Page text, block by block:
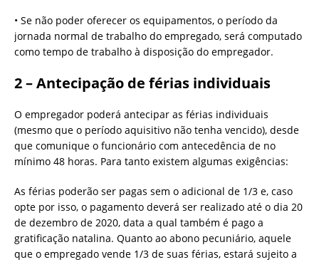
• Se não poder oferecer os equipamentos, o período da
jornada normal de trabalho do empregado, será computado
como tempo de trabalho à disposição do empregador.
2 – Antecipação de férias individuais
O empregador poderá antecipar as férias individuais
(mesmo que o período aquisitivo não tenha vencido), desde
que comunique o funcionário com antecedência de no
mínimo 48 horas. Para tanto existem algumas exigências:
As férias poderão ser pagas sem o adicional de 1/3 e, caso
opte por isso, o pagamento deverá ser realizado até o dia 20
de dezembro de 2020, data a qual também é pago a
gratificação natalina. Quanto ao abono pecuniário, aquele
que o empregado vende 1/3 de suas férias, estará sujeito a